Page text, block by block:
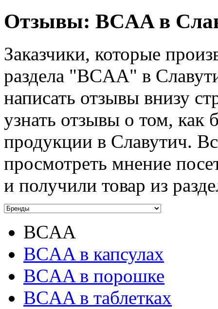
Отзывы: BCAA в
Заказчики, которые
раздела "BCAA" в
написать отзывы внизу
узнать отзывы о том, как
продукции в Славутич.
просмотреть мнение
и получили товар из
BCAA
BCAA в капсулах
BCAA в порошке
BCAA в таблетках